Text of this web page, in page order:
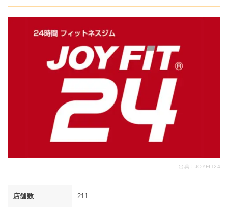
出典： JOYFIT24
店舗数 211